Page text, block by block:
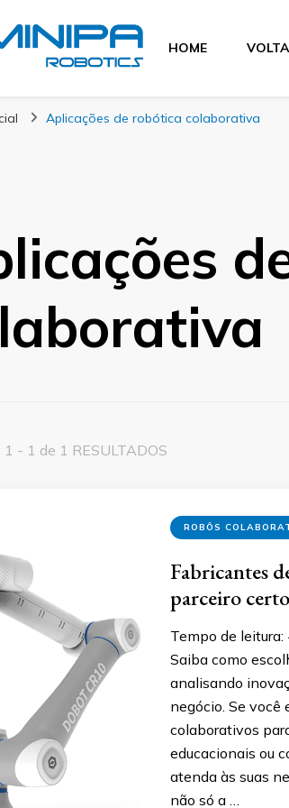
Minipa
HOME
Aplicações de robótica colaborativa
1 - 1 de 1 RESULTADOS
ROBÔS
Fabricantes
parceiro
Tempo de leitura:
Saiba como
analisando
negócio. Se você
colaborativos
educacionais ou
atenda às suas
não só a …